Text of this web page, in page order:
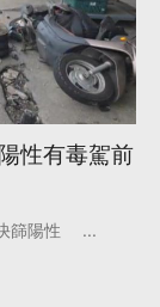
性有毒駕前
篩陽性 ...